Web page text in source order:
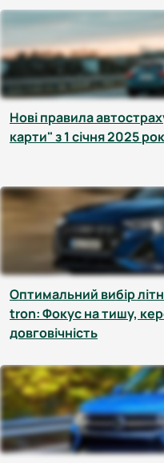
Нові правила
карти" з 1 січня 2025
Оптимальний вибір
tron: Фокус на тишу,
довговічність